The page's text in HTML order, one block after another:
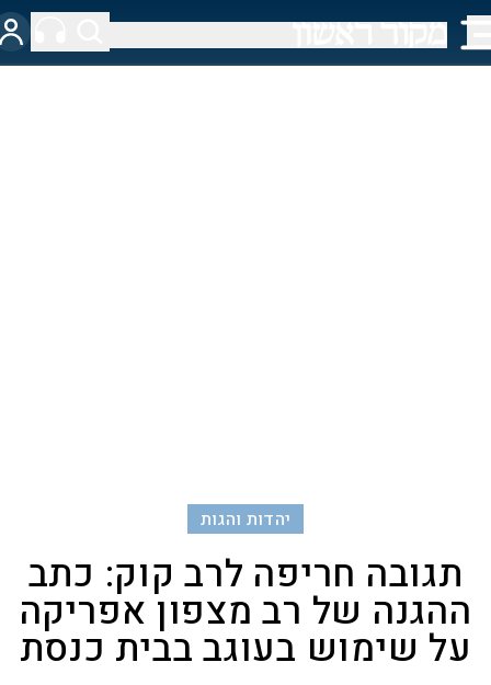
יהדות והגות
תגובה חריפה לרב קוק: כתב
ההגנה של רב מצפון אפריקה
על שימוש בעוגב בבית כנסת